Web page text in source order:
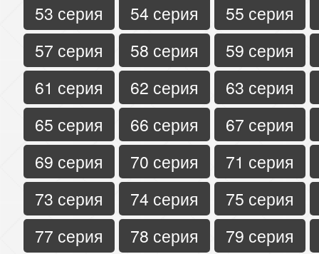
53 серия
54 серия
55 серия
57 серия
58 серия
59 серия
61 серия
62 серия
63 серия
65 серия
66 серия
67 серия
69 серия
70 серия
71 серия
73 серия
74 серия
75 серия
77 серия
78 серия
79 серия